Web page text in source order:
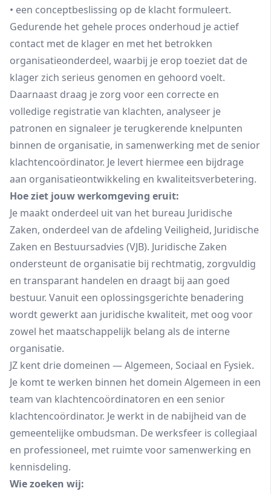
• een conceptbeslissing op de klacht formuleert.
Gedurende het gehele proces onderhoud je actief
contact met de klager en met het betrokken
organisatieonderdeel, waarbij je erop toeziet dat de
klager zich serieus genomen en gehoord voelt.
Daarnaast draag je zorg voor een correcte en
volledige registratie van klachten, analyseer je
patronen en signaleer je terugkerende knelpunten
binnen de organisatie, in samenwerking met de senior
klachtencoördinator. Je levert hiermee een bijdrage
aan organisatieontwikkeling en kwaliteitsverbetering.
Hoe ziet jouw werkomgeving eruit:
Je maakt onderdeel uit van het bureau Juridische
Zaken, onderdeel van de afdeling Veiligheid, Juridische
Zaken en Bestuursadvies (VJB). Juridische Zaken
ondersteunt de organisatie bij rechtmatig, zorgvuldig
en transparant handelen en draagt bij aan goed
bestuur. Vanuit een oplossingsgerichte benadering
wordt gewerkt aan juridische kwaliteit, met oog voor
zowel het maatschappelijk belang als de interne
organisatie.
JZ kent drie domeinen — Algemeen, Sociaal en Fysiek.
Je komt te werken binnen het domein Algemeen in een
team van klachtencoördinatoren en een senior
klachtencoördinator. Je werkt in de nabijheid van de
gemeentelijke ombudsman. De werksfeer is collegiaal
en professioneel, met ruimte voor samenwerking en
kennisdeling.
Wie zoeken wij: